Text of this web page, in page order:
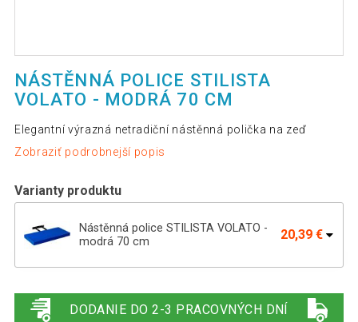
NÁSTĚNNÁ POLICE STILISTA
VOLATO - MODRÁ 70 CM
Elegantní výrazná netradiční nástěnná polička na zeď
Zobraziť podrobnejší popis
Varianty produktu
Nástěnná police STILISTA VOLATO -
modrá 70 cm
20,39 €
modrá 110 cm
DODANIE DO 2-3 PRACOVNÝCH DNÍ